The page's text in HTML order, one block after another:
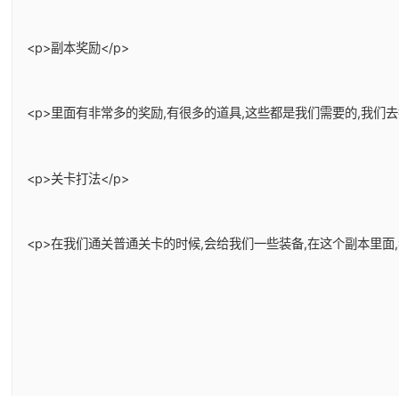
<p>副本奖励</p>
<p>里面有非常多的奖励,有很多的道具,这些都是我们需要的,我们
<p>关卡打法</p>
<p>在我们通关普通关卡的时候,会给我们一些装备,在这个副本里